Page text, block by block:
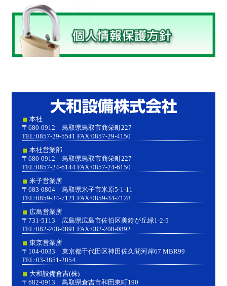
本社
〒680-0912 鳥取県鳥取市商栄町227
TEL:0857-29-5541 FAX:0857-29-4150
本社営業部
〒680-0912 鳥取県鳥取市商栄町227
TEL:0857-24-6144 FAX:0857-24-6150
米子営業所
〒683-0804 鳥取県米子市米原5-1-11
TEL:0859-34-7121 FAX:0859-34-7128
広島営業所
〒731-5113 広島県広島市佐伯区美鈴が丘緑1-2-5
TEL:082-208-0891 FAX:082-208-0892
東京営業所
〒104-0033 東京都千代田区神田佐久間河岸67 MBR99
TEL:03-3851-2054
大和設備倉吉(株)
〒682-0913 鳥取県倉吉市和田東町190